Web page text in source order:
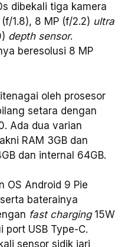
dibekali tiga kamera
1.8), 8 MP (f/2.2) ultra
depth sensor.
beresolusi 8 MP
oleh prosesor
setara dengan
Ada dua varian
RAM 3GB dan
dan internal 64GB.
OS Android 9 Pie
baterainya
fast charging15W
port USB Type-C.
sensor sidik jari